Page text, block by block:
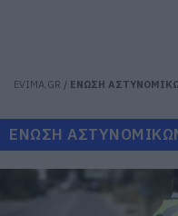
EVIMA.GR / ΕΝΩΣΗ
ΕΝΩΣΗ